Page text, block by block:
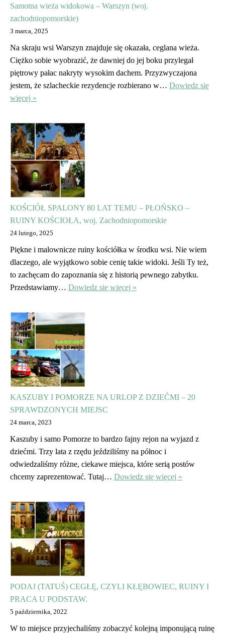
Samotna wieża widokowa – Warszyn (woj.
zachodniopomorskie)
3 marca, 2025
Na skraju wsi Warszyn znajduje się okazała, ceglana wieża.
Ciężko sobie wyobrazić, że dawniej do jej boku przylegał
piętrowy pałac nakryty wysokim dachem. Przyzwyczajona
jestem, że szlacheckie rezydencje rozbierano w… Dowiedz się
więcej »
KOŚCIÓŁ SPALONY 80 LAT TEMU – PŁOŃSKO –
RUINY KOŚCIOŁA, woj. Zachodniopomorskie
24 lutego, 2025
Piękne i malownicze ruiny kościółka w środku wsi. Nie wiem
dlaczego, ale wyjątkowo sobie cenię takie widoki. Jeśli Ty też,
to zachęcam do zapoznania się z historią pewnego zabytku.
Przedstawiamy… Dowiedz się więcej »
KASZUBY I POMORZE NA URLOP Z DZIEĆMI – 20
SPRAWDZONYCH MIEJSC
24 marca, 2023
Kaszuby i samo Pomorze to bardzo fajny rejon na wyjazd z
dziećmi. Trzy lata z rzędu jeździliśmy na północ i
odwiedzaliśmy różne, ciekawe miejsca, które serią postów
chcemy zaprezentować. Tutaj… Dowiedz się więcej »
PODAJ (TATUŚ) CEGŁĘ, CZYLI KŁĘBOWIEC, RUINY I
PRACA U PODSTAW.
5 października, 2022
W to miejsce przyjechaliśmy zobaczyć kolejną imponującą ruinę